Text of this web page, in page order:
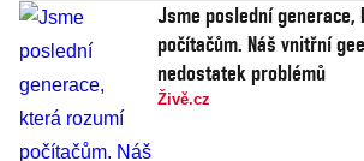
Jsme poslední generace,
počítačům. Náš vnitřní
nedostatek problémů
Živě.cz